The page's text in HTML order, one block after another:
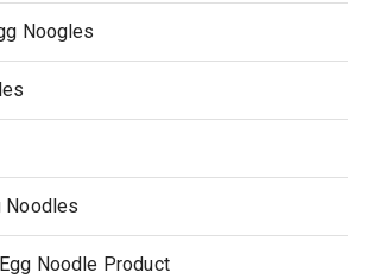
Noogles
Noodles
Noodle Product